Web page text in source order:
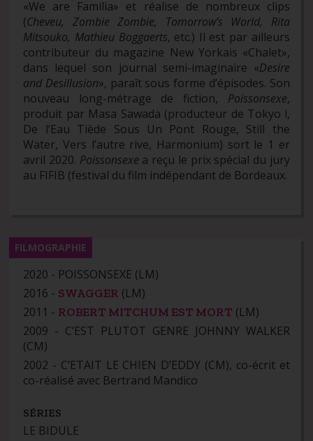
«We are Familia» et réalise de nombreux clips
(Cheveu, Zombie Zombie, Tomorrow’s World, Rita
Mitsouko, Mathieu Boggaerts, etc.) Il est par ailleurs
contributeur du magazine New Yorkais «Chalet»,
dans lequel son journal semi-imaginaire «Desire
and Desillusion», paraît sous forme d’épisodes. Son
nouveau long-métrage de fiction, Poissonsexe,
produit par Masa Sawada (producteur de Tokyo !,
De l’Eau Tiède Sous Un Pont Rouge, Still the
Water, Vers l’autre rive, Harmonium) sort le 1 er
avril 2020. Poissonsexe a reçu le prix spécial du jury
au FIFIB (festival du film indépendant de Bordeaux.
2020 - POISSONSEXE (LM)
2016 - SWAGGER (LM)
2011 - ROBERT MITCHUM EST MORT (LM)
2009 - C’EST PLUTOT GENRE JOHNNY WALKER
(CM)
2002 - C’ETAIT LE CHIEN D’EDDY (CM), co-écrit et
co-réalisé avec Bertrand Mandico
SÉRIES
LE BIDULE
FILMOGRAPHIE